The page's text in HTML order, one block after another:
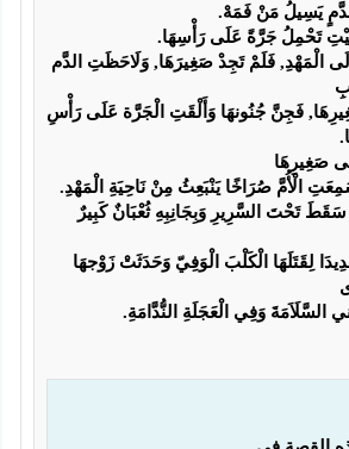
يَسِيلُ مَنْ فَمَهْ.
تَحْمِلُ جَرَّةً عَلَى رَأْسِهَا.
صَغِيرِهَا
الْأُمَّ صُرَاخًا يَنْبَعِثُ مِنْ نَاحِيَةِ الْمَهْدِ.
السَّلَاَمَةَ وَفِي الْعَجَلَةِ النُّدَّامَةِ.